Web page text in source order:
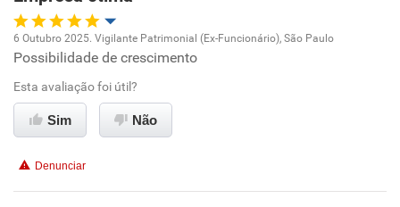
Recomenda esta empresa
Oportunidade de promoção
Ambiente de trabalho
Benefícios
6 Outubro 2025. Vigilante Patrimonial (Ex-Funcionário), São Paulo
Possibilidade de crescimento
Esta avaliação foi útil?
Sim Não
Denunciar